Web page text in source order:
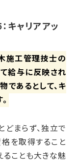
キャリアアッ
施工管理技士の
給与に反映され
であるとして、キ
どまらず、独立で
を取得すること
ることも大きな魅